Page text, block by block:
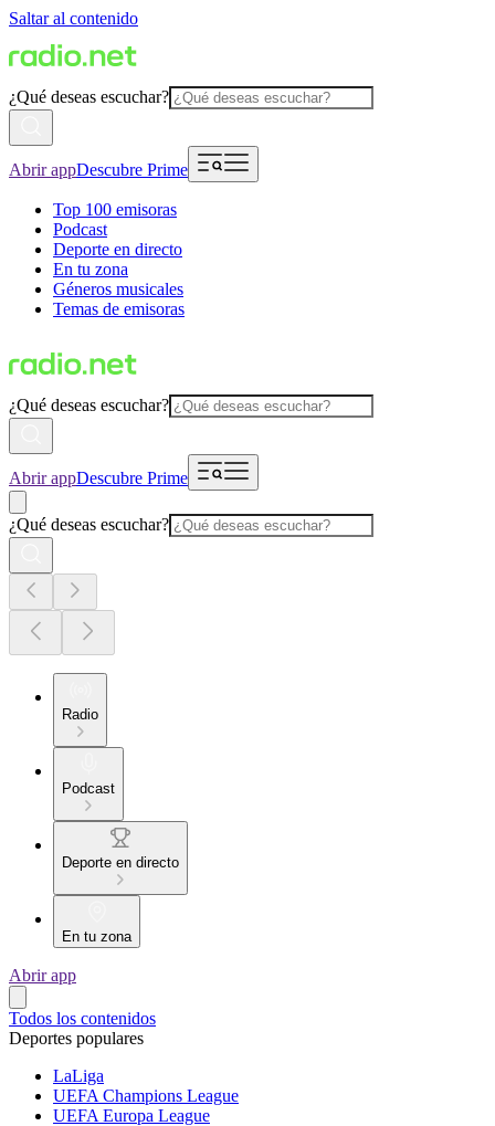
Saltar al contenido
¿Qué deseas escuchar?
Abrir appDescubre Prime
Top 100 emisoras
Podcast
Deporte en directo
En tu zona
Géneros musicales
Temas de emisoras
¿Qué deseas escuchar?
Abrir appDescubre Prime
¿Qué deseas escuchar?
Radio
Podcast
Deporte en directo
En tu zona
Abrir app
Todos los contenidos
Deportes populares
LaLiga
UEFA Champions League
UEFA Europa League